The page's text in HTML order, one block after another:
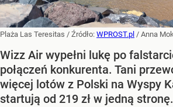
Plaża Las Teresitas / Źródło: WPROST.pl / Anna
Wizz Air wypełni lukę po
połączeń konkurenta. Tani
więcej lotów z Polski na Wyspy
startują od 219 zł w jedną stronę.